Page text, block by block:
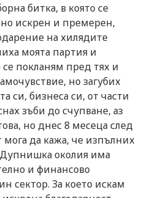
битка, в която се
искрен и премерен,
на хилядите
моята партия и
покланям пред тях и
но загубих
си, бизнеса си, от части
зъби до счупване, аз
но днес 8 месеца след
мога да кажа, че изпълних
околия има
и финансово
сектор. За което искам